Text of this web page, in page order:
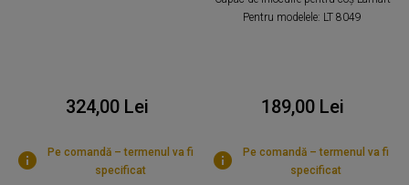
324,00 Lei
Pe comandă – termenul va fi
specificat
Pentru modelele: LT 8049
189,00 Lei
Pe comandă – termenul va fi
specificat